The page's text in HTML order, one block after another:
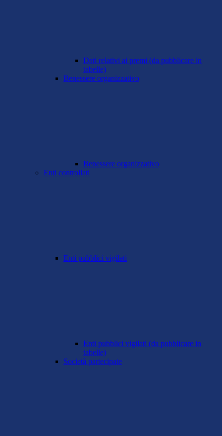
Dati relativi ai premi (da pubblicare in
tabelle)
Benessere organizzativo
Benessere organizzativo
Enti controllati
Enti pubblici vigilati
Enti pubblici vigilati (da pubblicare in
tabelle)
Società partecipate